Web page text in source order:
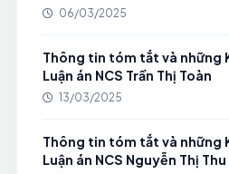
06/03/2025
Thông tin tóm tắt và những
Luận án NCS Trần Thị Toàn
13/03/2025
Thông tin tóm tắt và những
Luận án NCS Nguyễn Thị